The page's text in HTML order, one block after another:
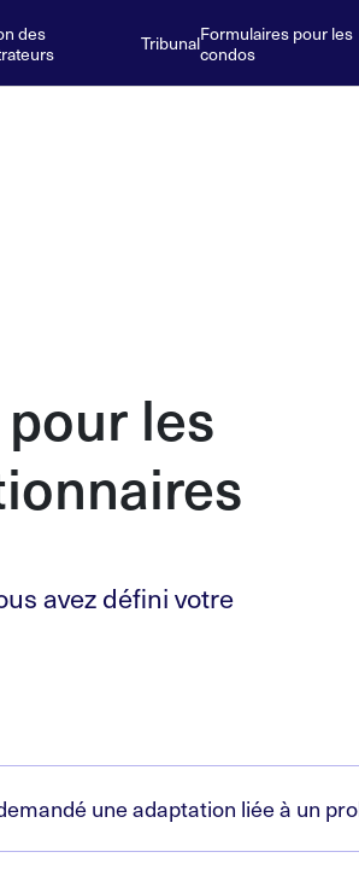
des
TribunalFormulaires pour les
condos
les
avez défini votre
une adaptation liée à un